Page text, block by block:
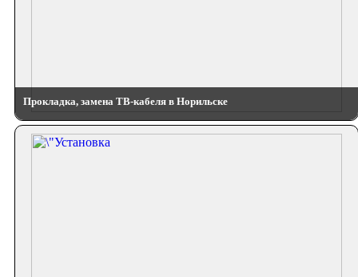
Прокладка, замена ТВ-кабеля в Норильске